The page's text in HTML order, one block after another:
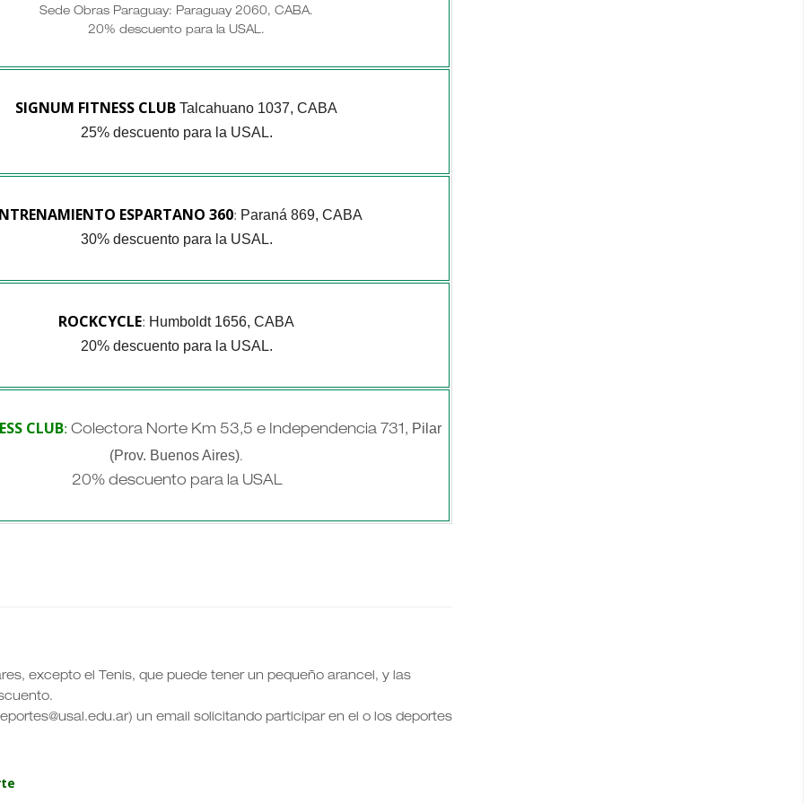
Sede Obras Paraguay: Paraguay 2060, CABA.
20% descuento para la USAL.
SIGNUM FITNESS CLUB Talcahuano 1037, CABA
25% descuento para la USAL.
ESPARTANO 360: Paraná 869, CABA
30% descuento para la USAL.
ROCKCYCLE: Humboldt 1656, CABA
20% descuento para la USAL.
CLUB: Colectora Norte Km 53,5 e Independencia 731, Pilar
(Prov. Buenos Aires).
20% descuento para la USAL
excepto el Tenis, que puede tener un pequeño arancel, y las
un email solicitando participar en el o los deportes